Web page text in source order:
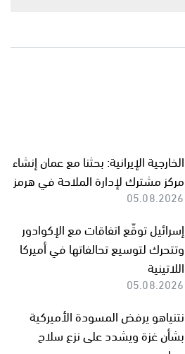
الخارجية الإيرانية: بحثنا مع عمان إنشاء
مركز مشترك لإدارة الملاحة في هرمز
05.08.2026
إسرائيل توقّع اتفاقات مع الإكوادور
وتتحرك لتوسيع تحالفاتها في أميركا
اللاتينية
05.08.2026
نتنياهو يرفض المسودة الأميركية
بشأن غزة ويشدد على نزع سلاح